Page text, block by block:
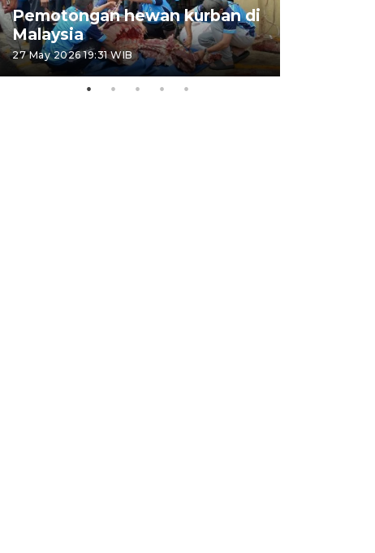
Pemotongan hewan kurban di
Malaysia
27 May 2026 19:31 WIB